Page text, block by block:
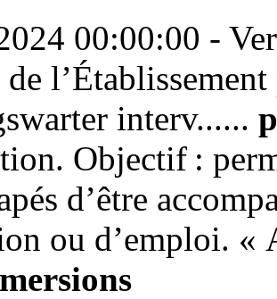
00:00:00 -
interv......
Objectif :
d’être
ou d’emploi. «